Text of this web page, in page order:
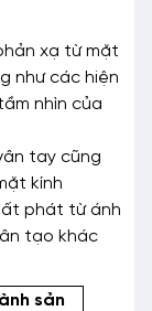
xạ từ mặt
như các hiện
nhìn của
tay cũng
kính
phát từ ánh
tạo khác
sản